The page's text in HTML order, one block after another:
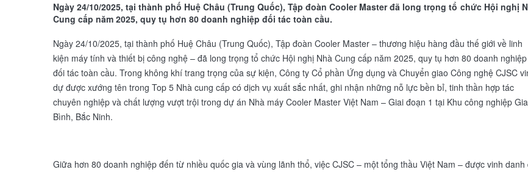
Ngày 24/10/2025, tại thành phố Huệ Châu (Trung Quốc), Tập đoàn Cooler Master đã long trọng tổ chức Hội nghị
Cung cấp năm 2025, quy tụ hơn 80 doanh nghiệp đối tác toàn cầu.
Ngày 24/10/2025, tại thành phố Huệ Châu (Trung Quốc), Tập đoàn Cooler Master – thương hiệu hàng đầu thế giới về linh
kiện máy tính và thiết bị công nghệ – đã long trọng tổ chức Hội nghị Nhà Cung cấp năm 2025, quy tụ hơn 80 doanh nghiệp
đối tác toàn cầu. Trong không khí trang trọng của sự kiện, Công ty Cổ phần Ứng dụng và Chuyển giao Công nghệ CJSC
dự được xướng tên trong Top 5 Nhà cung cấp có dịch vụ xuất sắc nhất, ghi nhận những nỗ lực bền bỉ, tinh thần hợp tác
chuyên nghiệp và chất lượng vượt trội trong dự án Nhà máy Cooler Master Việt Nam – Giai đoạn 1 tại Khu công nghiệp Gia
Bình, Bắc Ninh.
Giữa hơn 80 doanh nghiệp đến từ nhiều quốc gia và vùng lãnh thổ, việc CJSC – một tổng thầu Việt Nam – được vinh danh